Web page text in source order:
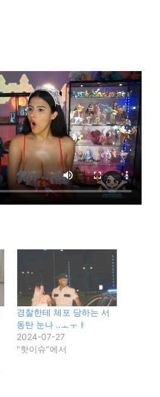
경찰한테 체포 당하는 서
동탄 눈나 ..ㅗㅜㅑ
2024-07-27
"핫이슈"에서